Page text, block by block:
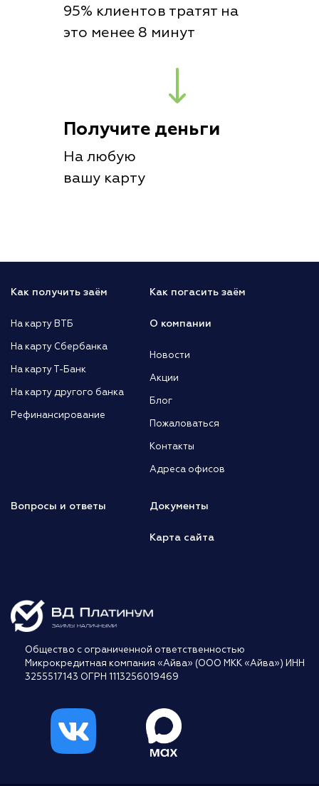
95% клиентов тратят на
это менее 8 минут
Получите деньги
На любую
вашу карту
Как получить заём
На карту ВТБ
На карту Сбербанка
На карту Т-Банк
На карту другого банка
Рефинансирование
Как погасить заём
О компании
Новости
Акции
Блог
Пожаловаться
Контакты
Адреса офисов
Вопросы и ответы Документы
Карта сайта
Общество с ограниченной ответственностью
Микрокредитная компания «Айва» (ООО МКК «Айва») ИНН
3255517143 ОГРН 1113256019469